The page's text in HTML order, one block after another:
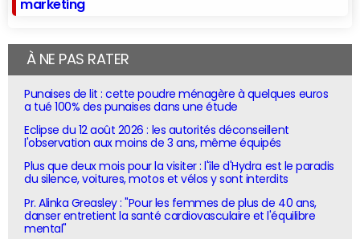
marketing
À NE PAS RATER
Punaises de lit : cette poudre ménagère à quelques euros
a tué 100% des punaises dans une étude
Eclipse du 12 août 2026 : les autorités déconseillent
l'observation aux moins de 3 ans, même équipés
Plus que deux mois pour la visiter : l'île d'Hydra est le paradis
du silence, voitures, motos et vélos y sont interdits
Pr. Alinka Greasley : "Pour les femmes de plus de 40 ans,
danser entretient la santé cardiovasculaire et l'équilibre
mental"